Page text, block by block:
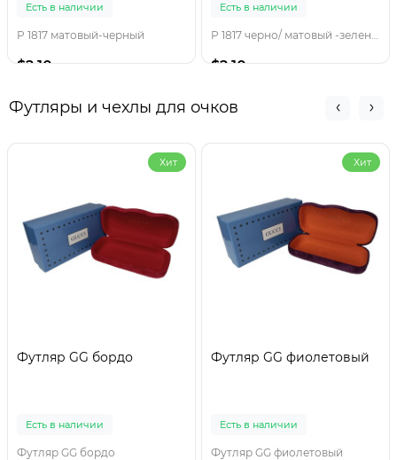
Есть в наличии
P 1817 матовый-черный
$2.10
Есть в наличии
P 1817 черно/ матовый -зеленый
$2.10
Футляры и чехлы для очков
Хит
Футляр GG бордо
Есть в наличии
Футляр GG бордо
Хит
Футляр GG фиолетовый
Есть в наличии
Футляр GG фиолетовый